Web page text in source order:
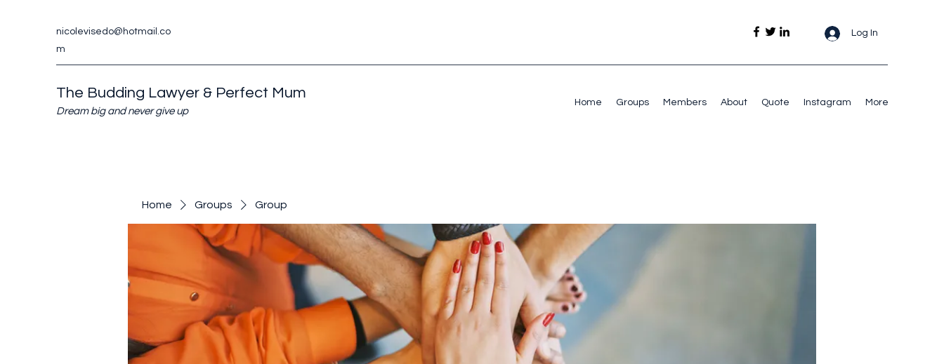
nicolevisedo@hotmail.co
m
Log In
The Budding Lawyer & Perfect Mum
Dream big and never give up
Home Groups Members About Quote Instagram More
Home Groups Group